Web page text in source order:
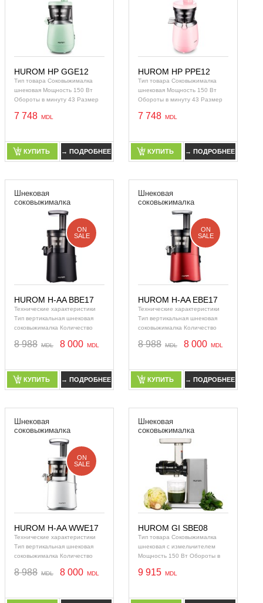
HUROM HP GGE12
Тип товара Соковыжималка
шнековая Мощность 150 Вт
Обороты в минуту 43 Размер
мм Холодны
7 748
КУПИТЬ → ПОДРОБНЕЕ
HUROM HP PPE12
Тип товара Соковыжималка
шнековая Мощность 150 Вт
Обороты в минуту 43 Размер
мм Холодны
7 748
КУПИТЬ → ПОДРОБНЕЕ
Шнековая
соковыжималка
ON
SALE
HUROM H-AA BBE17
Технические характеристики
Тип вертикальная шнековая
соковыжималка Количество
Резервуар для сока стакан
8 988 8 000
КУПИТЬ → ПОДРОБНЕЕ
Шнековая
соковыжималка
ON
SALE
HUROM H-AA EBE17
Технические характеристики
Тип вертикальная шнековая
соковыжималка Количество
Резервуар для сока стакан
8 988 8 000
КУПИТЬ → ПОДРОБНЕЕ
Шнековая
соковыжималка
ON
SALE
HUROM H-AA WWE17
Технические характеристики
Тип вертикальная шнековая
соковыжималка Количество
Резервуар для сока стакан
8 988 8 000
Шнековая
соковыжималка
HUROM GI SBE08
Тип товара Соковыжималка
шнековая с измельчителем
Мощность 150 Вт Обороты в
загрузочного отверстия 40 x 45
9 915